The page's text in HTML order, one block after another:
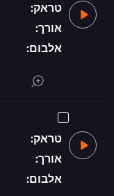
טראק:
אורך:
אלבום:
טראק:
אורך:
אלבום: